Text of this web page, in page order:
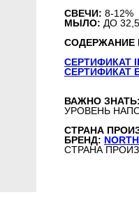
СВЕЧИ: 8-12%
МЫЛО: ДО
СОДЕРЖАНИЕ
СЕРТИФИКАТ
СЕРТИФИКАТ
ВАЖНО ЗНАТЬ:
УРОВЕНЬ
СТРАНА
БРЕНД:
СТРАНА